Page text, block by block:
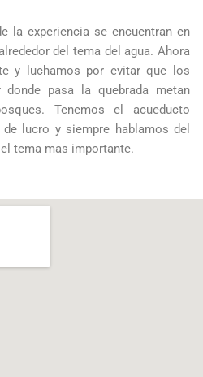
la experiencia se encuentran en
del tema del agua. Ahora
y luchamos por evitar que los
pasa la quebrada metan
Tenemos el acueducto
lucro y siempre hablamos del
tema mas importante.